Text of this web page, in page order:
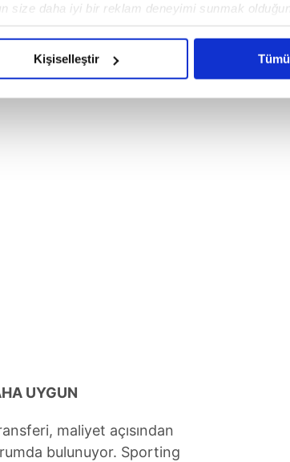
size daha iyi bir reklam deneyimi sunmak
gösterdiğimizi ve bu noktada, reklamların
Kişiselleştir
UYGUN
maliyet açısından
bulunuyor. Sporting